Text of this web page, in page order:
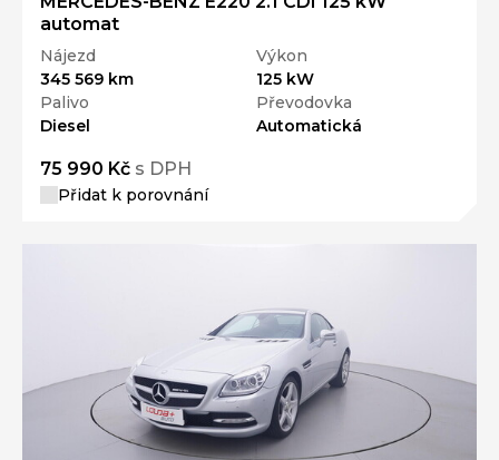
automat
Nájezd
345 569 km
Výkon
125 kW
Palivo
Diesel
Převodovka
Automatická
75 990 Kč s DPH
Přidat k porovnání